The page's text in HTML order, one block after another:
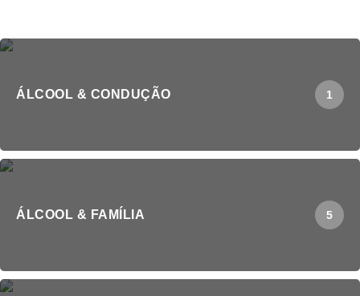
ÁLCOOL & CONDUÇÃO 1
ÁLCOOL & FAMÍLIA 5